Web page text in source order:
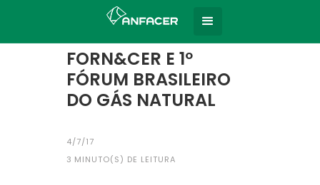
Todas as notícias
FORN&CER E 1º
FÓRUM BRASILEIRO
DO GÁS NATURAL
4/7/17
3 MINUTO(S) DE LEITURA